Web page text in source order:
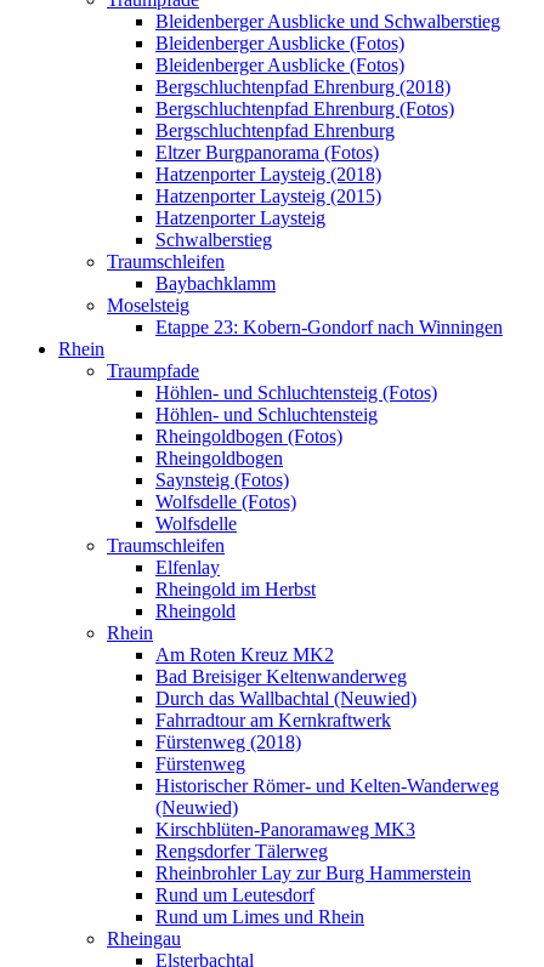
Bleidenberger Ausblicke und Schwalberstieg
Bleidenberger Ausblicke (Fotos)
Bleidenberger Ausblicke (Fotos)
Bergschluchtenpfad Ehrenburg (2018)
Bergschluchtenpfad Ehrenburg (Fotos)
Bergschluchtenpfad Ehrenburg
Eltzer Burgpanorama (Fotos)
Hatzenporter Laysteig (2018)
Hatzenporter Laysteig (2015)
Hatzenporter Laysteig
Schwalberstieg
Traumschleifen
Baybachklamm
Moselsteig
Etappe 23: Kobern-Gondorf nach Winningen
Rhein
Traumpfade
Höhlen- und Schluchtensteig (Fotos)
Höhlen- und Schluchtensteig
Rheingoldbogen (Fotos)
Rheingoldbogen
Saynsteig (Fotos)
Wolfsdelle (Fotos)
Wolfsdelle
Traumschleifen
Elfenlay
Rheingold im Herbst
Rheingold
Rhein
Am Roten Kreuz MK2
Bad Breisiger Keltenwanderweg
Durch das Wallbachtal (Neuwied)
Fahrradtour am Kernkraftwerk
Fürstenweg (2018)
Fürstenweg
Historischer Römer- und Kelten-Wanderweg
(Neuwied)
Kirschblüten-Panoramaweg MK3
Rengsdorfer Tälerweg
Rheinbrohler Lay zur Burg Hammerstein
Rund um Leutesdorf
Rund um Limes und Rhein
Rheingau
Elsterbachtal